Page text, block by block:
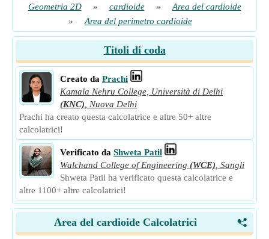
Geometria 2D
» cardioide »
Area del cardioide
»
Area del perimetro cardioide
Titoli di coda
Creato da Prachi
Kamala Nehru College, Università di Delhi
(KNC)
Nuova Delhi
Prachi ha creato questa calcolatrice e altre 50+ altre
calcolatrici!
Verificato da Shweta Patil
Walchand College of Engineering (WCE) Sangli
Shweta Patil ha verificato questa calcolatrice e
altre 1100+ altre calcolatrici!
<
Area del cardioide Calcolatrici